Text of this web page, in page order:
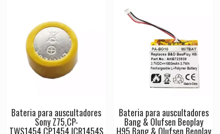
Bateria para auscultadores
Sony Z75,CP-
TWS1454,CP1454,ICR1454S
Bateria para auscultadores
Bang & Olufsen Beoplay
H95,Bang & Olufsen Beoplay